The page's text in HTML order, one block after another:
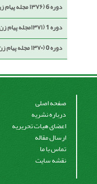
دوره 6 (۱۳۷۶ مجله پیام زن برای بانوان)
دوره 1 (۱۳۷۱مجله پیام زن برای بانوان)
دوره 0 (۱۳۷۰ مجله پیام زن برای بانوان)
صفحه اصلی
درباره نشریه
اعضای هیات تحریریه
ارسال مقاله
تماس با ما
نقشه سایت